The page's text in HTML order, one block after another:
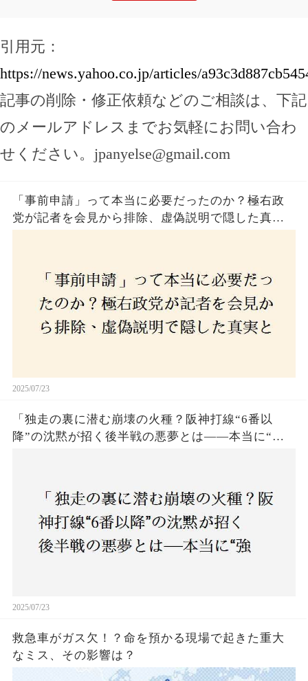
引用元：
https://news.yahoo.co.jp/articles/
記事の削除・修正依頼などのご相談は、下記
のメールアドレスまでお気軽にお問い合わ
せください。 jpanyelse@gmail.com
「事前申請」って本当に必要だったのか？極右政
党が記者を会見から排除、虚偽説明で隠した真実
2025/07/23
「独走の裏に潜む崩壊の火種？阪神打線“6番以
降”の沈黙が招く後半戦の悪夢とは——本当に“強
2025/07/23
救急車がガス欠！？命を預かる現場で起きた重大
なミス、その影響は？